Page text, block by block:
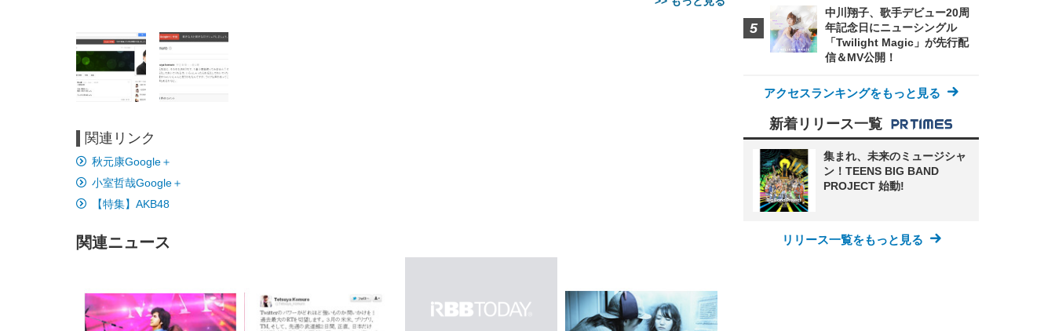
[EdoErgo] オフィスチェア 椅
子 テレワーク 疲れない 跳ね
上げ式アームレスト コンパク
ト 約105度ロッキング pc 事務
椅子 360度回転 座面昇降 強化
WY01(黒網+黒枠+黒足)
￥5,699
EIZO ビジネス向けプレミア
ムモニター | FlexScan
EV3240X-WT | 31.5型4K
UHD・USB Type-C・ホワイ
￥105,595
Amazonベーシック ペットシ
ーツ 薄型 レギュラー 1回使い
捨て 無香料 ホワイト 300枚
￥3,373
関連リンク
秋元康Google＋
小室哲哉Google＋
【特集】AKB48
関連ニュース
中川翔子、歌手デビュー20周
年記念日にニューシングル
「Twilight Magic」が先行配
信＆MV公開！
アクセスランキングをもっと見る
新着リリース一覧
集まれ、未来のミュージシャ
ン！TEENS BIG BAND
PROJECT 始動!
リリース一覧をもっと見る